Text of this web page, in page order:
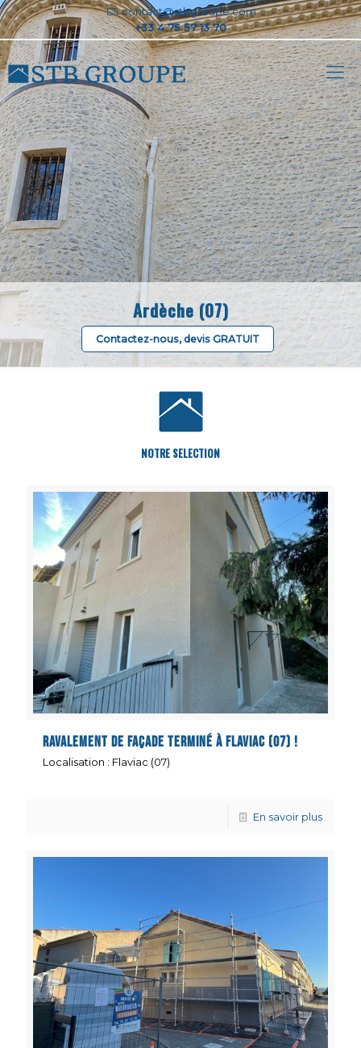
contact@stbgroupe.com
Ardèche (07)
Contactez-nous, devis GRATUIT
NOTRE SELECTION
Ravalement de façade terminé à Flaviac (07) !
Localisation : Flaviac (07)
En savoir plus